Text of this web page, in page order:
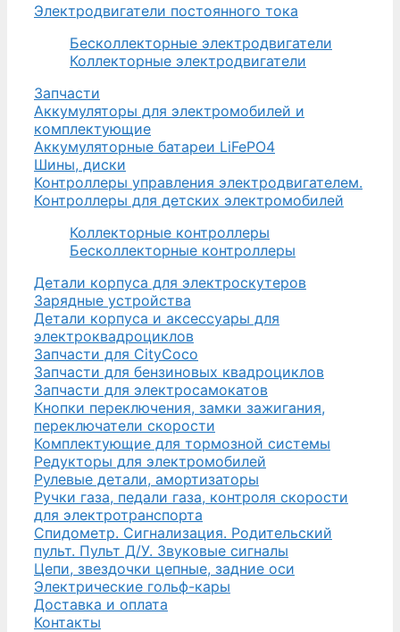
Электродвигатели постоянного тока
Бесколлекторные электродвигатели
Коллекторные электродвигатели
Запчасти
Аккумуляторы для электромобилей и
комплектующие
Аккумуляторные батареи LiFePO4
Шины, диски
Контроллеры управления электродвигателем.
Контроллеры для детских электромобилей
Коллекторные контроллеры
Бесколлекторные контроллеры
Детали корпуса для электроскутеров
Зарядные устройства
Детали корпуса и аксессуары для
электроквадроциклов
Запчасти для CityCoco
Запчасти для бензиновых квадроциклов
Запчасти для электросамокатов
Кнопки переключения, замки зажигания,
переключатели скорости
Комплектующие для тормозной системы
Редукторы для электромобилей
Рулевые детали, амортизаторы
Ручки газа, педали газа, контроля скорости
для электротранспорта
Спидометр. Сигнализация. Родительский
пульт. Пульт Д/У. Звуковые сигналы
Цепи, звездочки цепные, задние оси
Электрические гольф-кары
Доставка и оплата
Контакты